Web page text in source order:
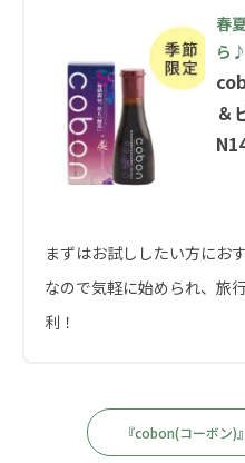
＆
春
ら♪
まずはお試ししたい方にお
なので気軽に始められ、旅
利！
『cobon(コーボン)